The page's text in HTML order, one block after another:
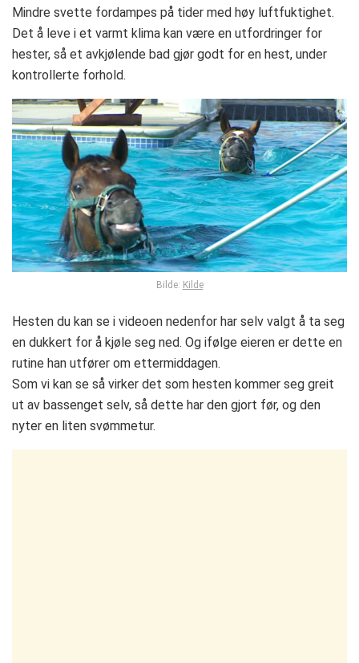
Mindre svette fordampes på tider med høy luftfuktighet.
Det å leve i et varmt klima kan være en utfordringer for
hester, så et avkjølende bad gjør godt for en hest, under
kontrollerte forhold.
Bilde: Kilde
Hesten du kan se i videoen nedenfor har selv valgt å ta seg
en dukkert for å kjøle seg ned. Og ifølge eieren er dette en
rutine han utfører om ettermiddagen.
Som vi kan se så virker det som hesten kommer seg greit
ut av bassenget selv, så dette har den gjort før, og den
nyter en liten svømmetur.